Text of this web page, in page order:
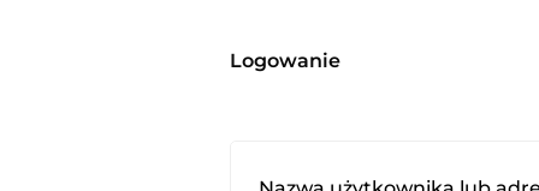
Logowanie